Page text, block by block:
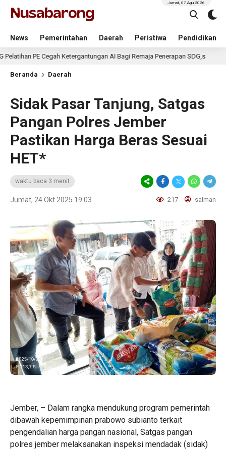
News Pemerintahan Daerah Peristiwa Pendidikan
Jumat, 07 Agu 2026
Cegah Ketergantungan AI Bagi Remaja Penerapan SDG,s 3 hari
Beranda Daerah
Sidak Pasar Tanjung, Satgas
Pangan Polres Jember
Pastikan Harga Beras Sesuai
HET*
waktu baca 3 menit
Jumat, 24 Okt 2025 19:03 217 salman
Jember, – Dalam rangka mendukung program pemerintah
dibawah kepemimpinan prabowo subianto terkait
pengendalian harga pangan nasional, Satgas pangan
polres jember melaksanakan inspeksi mendadak (sidak)